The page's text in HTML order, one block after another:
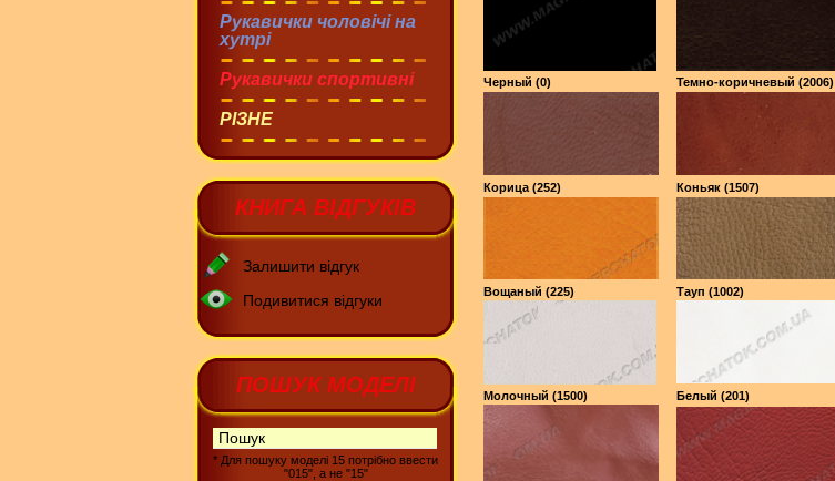
Рукавички чоловічі на
хутрі
Рукавички спортивні
РІЗНЕ
КНИГА ВІДГУКІВ
Залишити відгук
Подивитися відгуки
ПОШУК МОДЕЛІ
* Для пошуку моделі 15 потрібно ввести
"015", а не "15"
Черный (0) Темно-коричневый (2006)
Корица (252) Коньяк (1507)
Вощаный (225) Тауп (1002)
Молочный (1500) Белый (201)